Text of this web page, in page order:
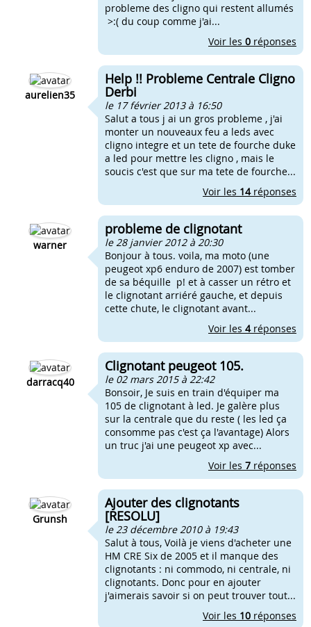
probleme des cligno qui restent allumés
>:( du coup comme j'ai...
Voir les 0 réponses
aurelien35
Help !! Probleme Centrale Cligno
Derbi
le 17 février 2013 à 16:50
Salut a tous j ai un gros probleme , j'ai
monter un nouveaux feu a leds avec
cligno integre et un tete de fourche duke
a led pour mettre les cligno , mais le
soucis c'est que sur ma tete de fourche...
Voir les 14réponses
warner
probleme de clignotant
le 28 janvier 2012 à 20:30
Bonjour à tous. voila, ma moto (une
peugeot xp6 enduro de 2007) est tomber
de sa béquille p! et à casser un rétro et
le clignotant arriéré gauche, et depuis
cette chute, le clignotant avant...
Voir les 4réponses
darracq40
Clignotant peugeot 105.
le 02 mars 2015 à 22:42
Bonsoir, Je suis en train d'équiper ma
105 de clignotant à led. Je galère plus
sur la centrale que du reste ( les led ça
consomme pas c'est ça l'avantage) Alors
un truc j'ai une peugeot xp avec...
Voir les 7 réponses
Grunsh
Ajouter des clignotants
[RESOLU]
le 23 décembre 2010 à 19:43
Salut à tous, Voilà je viens d'acheter une
HM CRE Six de 2005 et il manque des
clignotants : ni commodo, ni centrale, ni
clignotants. Donc pour en ajouter
j'aimerais savoir si on peut trouver tout...
Voir les 10 réponses